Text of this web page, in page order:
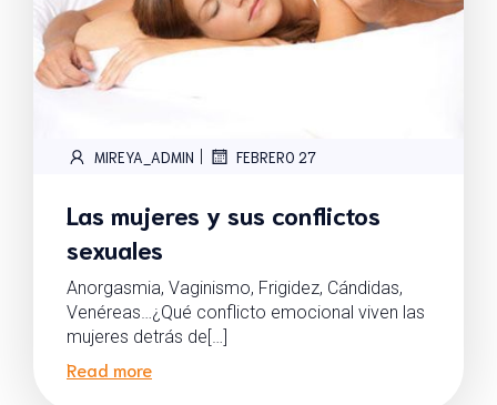
MIREYA_ADMIN | FEBRERO 27
Las mujeres y sus conflictos
sexuales
Anorgasmia, Vaginismo, Frigidez, Cándidas,
Venéreas…¿Qué conflicto emocional viven las
mujeres detrás de[…]
Read more